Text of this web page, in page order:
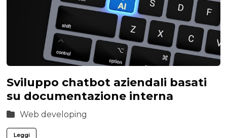
Sviluppo chatbot aziendali basati
su documentazione interna
Web developing
Leggi